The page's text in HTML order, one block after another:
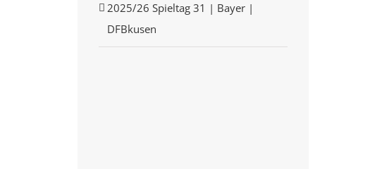
2025/26 Spieltag 31 | Bayer |
DFBkusen